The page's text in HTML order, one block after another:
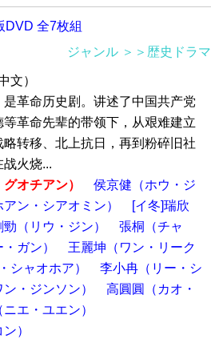
DVD 全7枚組
ジャンル ＞＞歴史ドラマ
文）
是革命历史剧。讲述了中国共产党
革命先辈的带领下，从艰难建立
转移、北上抗日，再到粉碎旧社
火烧...
オチアン）
侯京健（ホウ・ジ
ン・シアオミン）
[イ冬]瑞欣
勁（リウ・ジン）
張桐（チャ
ガン）
王麗坤（ワン・リーク
シャオホア）
李小冉（リー・シ
・ジンソン）
高圓圓（カオ・
エ・ユエン）
）